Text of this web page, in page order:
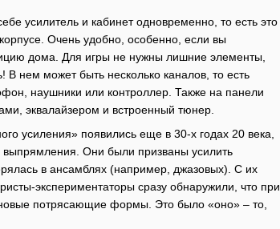
усилитель и кабинет одновременно, то есть это
Очень удобно, особенно, если вы
дома. Для игры не нужны лишние элементы,
В нем может быть несколько каналов, то есть
наушники или контроллер. Также на панели
эквалайзером и встроенный тюнер.
усиления» появились еще в 30-х годах 20 века,
выпрямления. Они были призваны усилить
в ансамблях (например, джазовых). С их
экспериментаторы сразу обнаружили, что при
новые потрясающие формы. Это было «оно» – то,